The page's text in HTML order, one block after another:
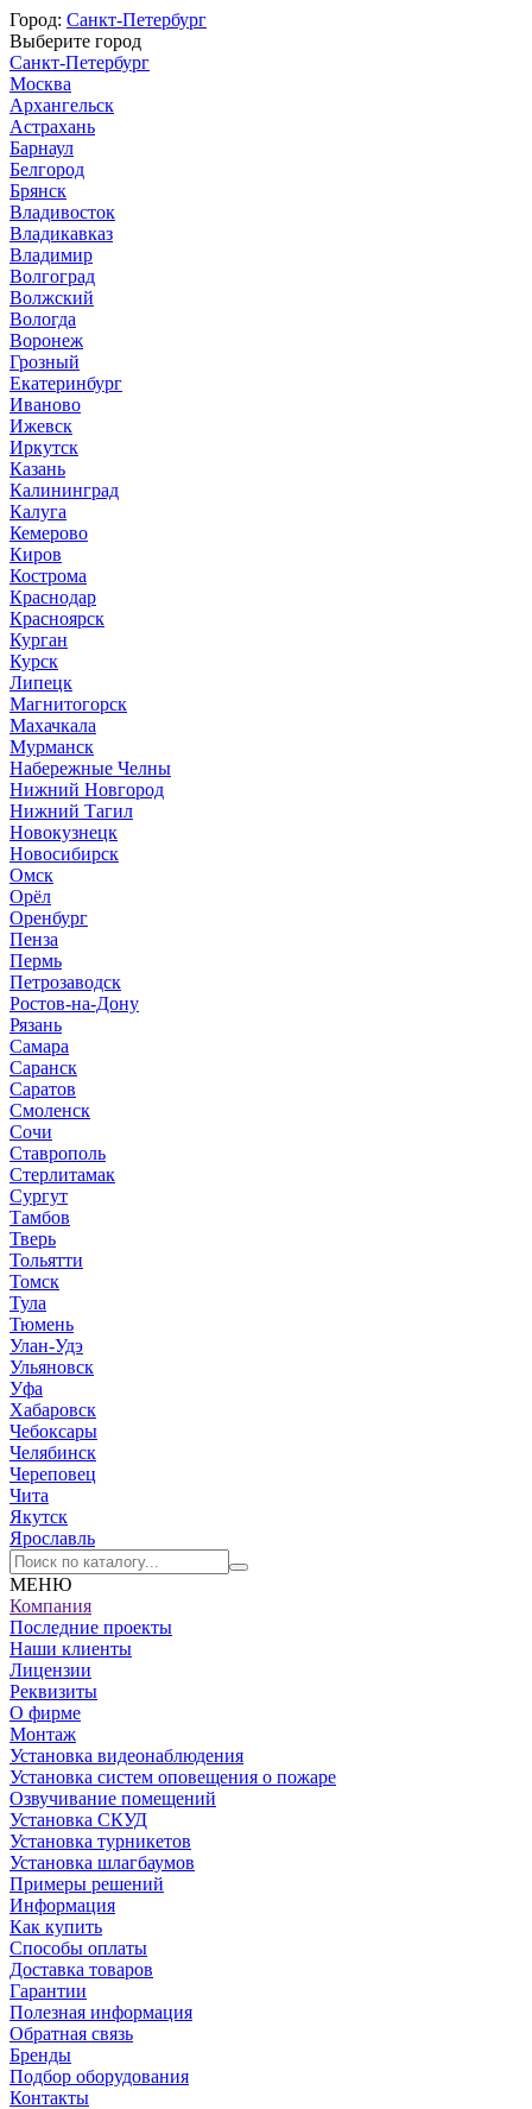
Город: Санкт-Петербург
Выберите город
Санкт-Петербург
Москва
Архангельск
Астрахань
Барнаул
Белгород
Брянск
Владивосток
Владикавказ
Владимир
Волгоград
Волжский
Вологда
Воронеж
Грозный
Екатеринбург
Иваново
Ижевск
Иркутск
Казань
Калининград
Калуга
Кемерово
Киров
Кострома
Краснодар
Красноярск
Курган
Курск
Липецк
Магнитогорск
Махачкала
Мурманск
Набережные Челны
Нижний Новгород
Нижний Тагил
Новокузнецк
Новосибирск
Омск
Орёл
Оренбург
Пенза
Пермь
Петрозаводск
Ростов-на-Дону
Рязань
Самара
Саранск
Саратов
Смоленск
Сочи
Ставрополь
Стерлитамак
Сургут
Тамбов
Тверь
Тольятти
Томск
Тула
Тюмень
Улан-Удэ
Ульяновск
Уфа
Хабаровск
Чебоксары
Челябинск
Череповец
Чита
Якутск
Ярославль
МЕНЮ
Компания
Последние проекты
Наши клиенты
Лицензии
Реквизиты
О фирме
Монтаж
Установка видеонаблюдения
Установка систем оповещения о пожаре
Озвучивание помещений
Установка СКУД
Установка турникетов
Установка шлагбаумов
Примеры решений
Информация
Как купить
Способы оплаты
Доставка товаров
Гарантии
Полезная информация
Обратная связь
Бренды
Подбор оборудования
Контакты